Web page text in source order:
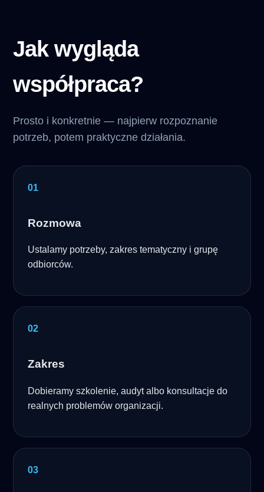
Jak wygląda
współpraca?
Prosto i konkretnie — najpierw rozpoznanie
potrzeb, potem praktyczne działania.
Rozmowa
Ustalamy potrzeby, zakres tematyczny i grupę
odbiorców.
Zakres
Dobieramy szkolenie, audyt albo konsultacje do
realnych problemów organizacji.